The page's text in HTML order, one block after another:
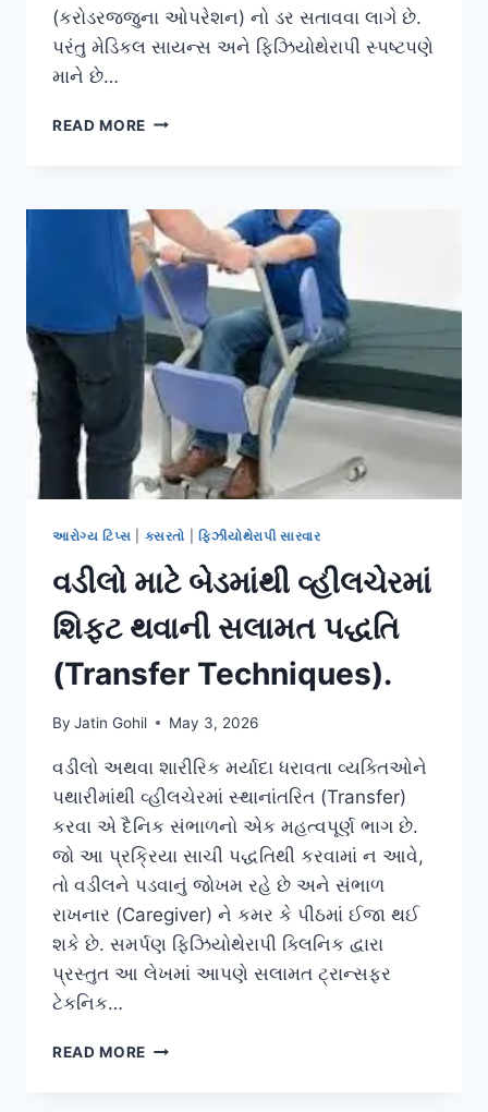
(કરોડરજ્જુના ઓપરેશન) નો ડર સતાવવા લાગે છે.
પરંતુ મેડિકલ સાયન્સ અને ફિઝિયોથેરાપી સ્પષ્ટપણે
માને છે…
READ MORE સ્પાઈન
‘પ્રિવેન્ટિવ
કોર
સ્ટ્રેન્થનિંગ’
કઈ
રીતે
કામ
છે?
આરોગ્ય ટિપ્સ કસરતો ફિઝીયોથેરાપી સારવાર
વડીલો માટે બેડમાંથી વ્હીલચેરમાં
શિફ્ટ થવાની સલામત પદ્ધતિ
(Transfer Techniques).
By Jatin Gohil May 3, 2026
વડીલો અથવા શારીરિક મર્યાદા ધરાવતા વ્યક્તિઓને
પથારીમાંથી વ્હીલચેરમાં સ્થાનાંતરિત (Transfer)
કરવા એ દૈનિક સંભાળનો એક મહત્વપૂર્ણ ભાગ છે.
જો આ પ્રક્રિયા સાચી પદ્ધતિથી કરવામાં ન આવે,
તો વડીલને પડવાનું જોખમ રહે છે અને સંભાળ
રાખનાર (Caregiver) ને કમર કે પીઠમાં ઈજા થઈ
શકે છે. સમર્પણ ફિઝિયોથેરાપી ક્લિનિક દ્વારા
પ્રસ્તુત આ લેખમાં આપણે સલામત ટ્રાન્સફર
ટેકનિક…
READ MORE વડીલો